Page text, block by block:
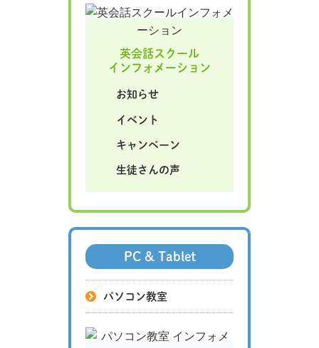
英会話スクール
インフォメーション
お知らせ
イベント
キャンペーン
生徒さんの声
PC & Tablet
パソコン教室